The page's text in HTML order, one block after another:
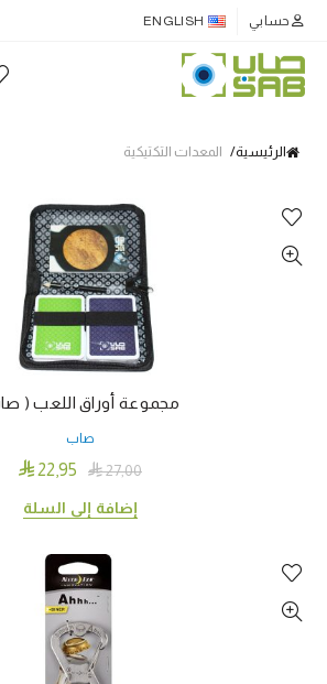
حسابي ENGLISH
الرئيسية المعدات التكتيكية
مجموعة أوراق اللعب (
صاب

27٫00  22٫95
إضافة إلى السلة